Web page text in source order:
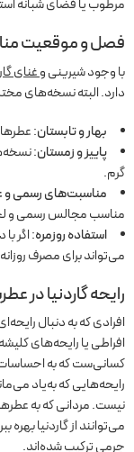
مرطوب یا فضای شبانه
فصل و موقعیت
با وجود شیرینی وغنای
دارد. البته نسخه‌های
بهار و تابستان:
پاییز و زمستان:
گرم.
مناسبت‌های رسمی و
مناسب مجالس رسمی و
استفاده روزمره: اگر
می‌تواند برای مصرف
رایحه گاردنیا در
افرادی که به دنبال
افراطی یا رایحه‌های
کسانی‌ست که به احساسات
رایحه‌هایی که به‌یاد
نیست. مردانی که به
می‌توانند از گاردنیا
چرمی ترکیب شده‌اند.